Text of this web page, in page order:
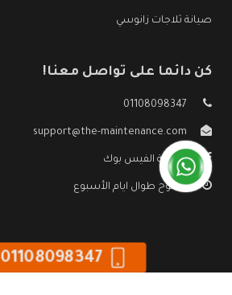
صيانة ثلاجات زانوسي
كن دائما على تواصل معنا!
01108098347
support@the-maintenance.com
صفحة الفيس بوك
مفتوح طوال ايام الأسبوع
01108098347